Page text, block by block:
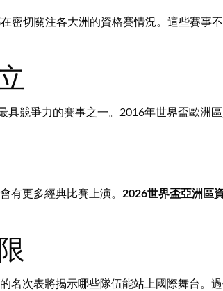
密切關注各大洲的資格賽情況。這些賽事
具競爭力的賽事之一。2016年世界盃歐洲
有更多經典比賽上演。 2026世界盃亞洲區
名次表將揭示哪些隊伍能站上國際舞台。